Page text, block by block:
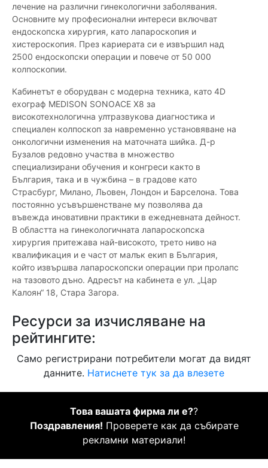
лечение на различни гинекологични заболявания.
Основните му професионални интереси включват
ендоскопска хирургия, като лапароскопия и
хистероскопия. През кариерата си е извършил над
2500 ендоскопски операции и повече от 50 000
колпоскопии.
Кабинетът е оборудван с модерна техника, като 4D
ехограф MEDISON SONOACE X8 за
високотехнологична ултразвукова диагностика и
специален колпоскоп за навременно установяване на
онкологични изменения на маточната шийка. Д-р
Бузалов редовно участва в множество
специализирани обучения и конгреси както в
България, така и в чужбина – в градове като
Страсбург, Милано, Льовен, Лондон и Барселона. Това
постоянно усъвършенстване му позволява да
въвежда иновативни практики в ежедневната дейност.
В областта на гинекологичната лапароскопска
хирургия притежава най-високото, трето ниво на
квалификация и е част от малък екип в България,
който извършва лапароскопски операции при пролапс
на тазовото дъно. Адресът на кабинета е ул. „Цар
Калоян“ 18, Стара Загора.
Ресурси за изчисляване на
рейтингите:
Само регистрирани потребители могат да видят
данните. Натиснете тук за да влезете
Това вашата фирма ли е??
Поздравления! Проверете как да събирате
рекламни материали!